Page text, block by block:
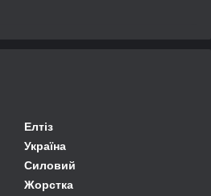
Елтіз
Україна
Силовий
Жорстка